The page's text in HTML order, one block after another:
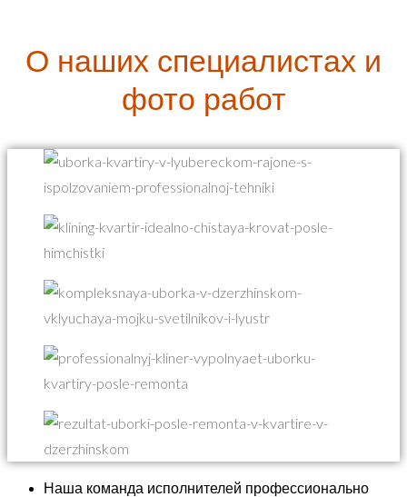
О наших специалистах и
фото работ
Наша команда исполнителей профессионально